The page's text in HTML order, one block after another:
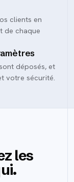
clients en
de chaque
déposés, et
votre sécurité.
les